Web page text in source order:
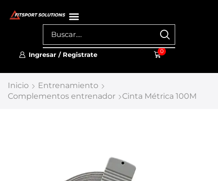
Ingresar / Registrate 0
Inicio
Entrenamiento
Complementos entrenador
Cinta Métrica 100M